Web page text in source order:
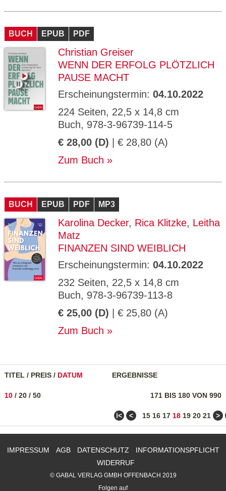
BUCH EPUB PDF
Christian Greiser
WENN DER ERFOLG PLÖTZLICH
PAUSE MACHT
Erscheinungstermin: 04.10.2022
224 Seiten, 22,5 x 14,8 cm
Buch, 978-3-96739-114-5
€ 28,00 (D) | € 28,80 (A)
Zum Buch
BUCH EPUB PDF MP3
Karolina Decker, Rica Klitzke, Leitha
Matz
FINANZEN SIND WEIBLICH
Erscheinungstermin: 04.10.2022
232 Seiten, 22,5 x 14,8 cm
Buch, 978-3-96739-113-8
€ 25,00 (D) | € 25,80 (A)
Zum Buch
TITEL / PREIS / DATUM ERGEBNISSE
171 BIS 180 VON 990
10 / 20 / 50
ǀ< < 15 16 17 18 19 20 21 >
IMPRESSUM AGB DATENSCHUTZ
INFORMATIONSPFLICHT
WIDERRUF
© GABAL VERLAG GMBH OFFENBACH 2019
Folgen auf